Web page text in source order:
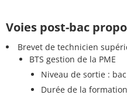
Voies post-bac
Brevet de technicien
BTS gestion de la PME
Niveau de sortie :
Durée de la